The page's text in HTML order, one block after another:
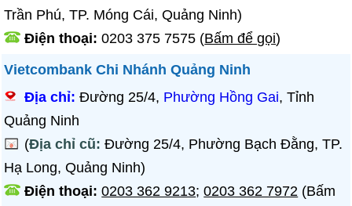
Trần Phú, TP. Móng Cái, Quảng Ninh)
Điện thoại:0203 375 7575 (Bấm để gọi)
Vietcombank Chi Nhánh Quảng Ninh
Địa chỉ:Đường 25/4, Phường Hồng Gai, Tỉnh
Quảng Ninh
(Địa chỉ cũ:Đường 25/4, Phường Bạch Đằng, TP.
Hạ Long, Quảng Ninh)
Điện thoại:0203 362 9213;0203 362 7972 (Bấm